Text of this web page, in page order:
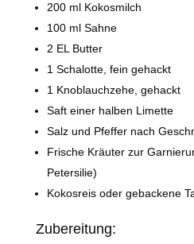
200 ml Kokosmilch
100 ml Sahne
2 EL Butter
1 Schalotte, fein gehackt
1 Knoblauchzehe, gehackt
Saft einer halben Limette
Salz und Pfeffer nach
Frische Kräuter zur
Petersilie)
Kokosreis oder gebackene
Zubereitung: